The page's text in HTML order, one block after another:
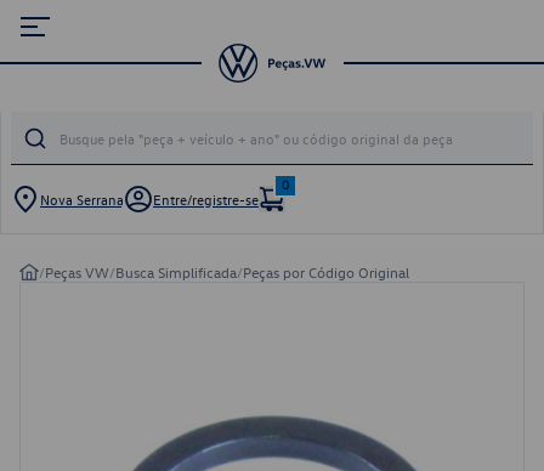
Nova Serrana Entre/registre-se
0
/Peças VW/Busca Simplificada/Peças por Código Original